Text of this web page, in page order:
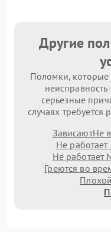
Другие
Поломки,
неисправность
серьезные
случаях
ЗависаютНе
Не
Не работает
Греются во